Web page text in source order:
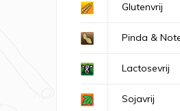
Glutenvrij
Pinda &
Lactosevrij
Sojavrij